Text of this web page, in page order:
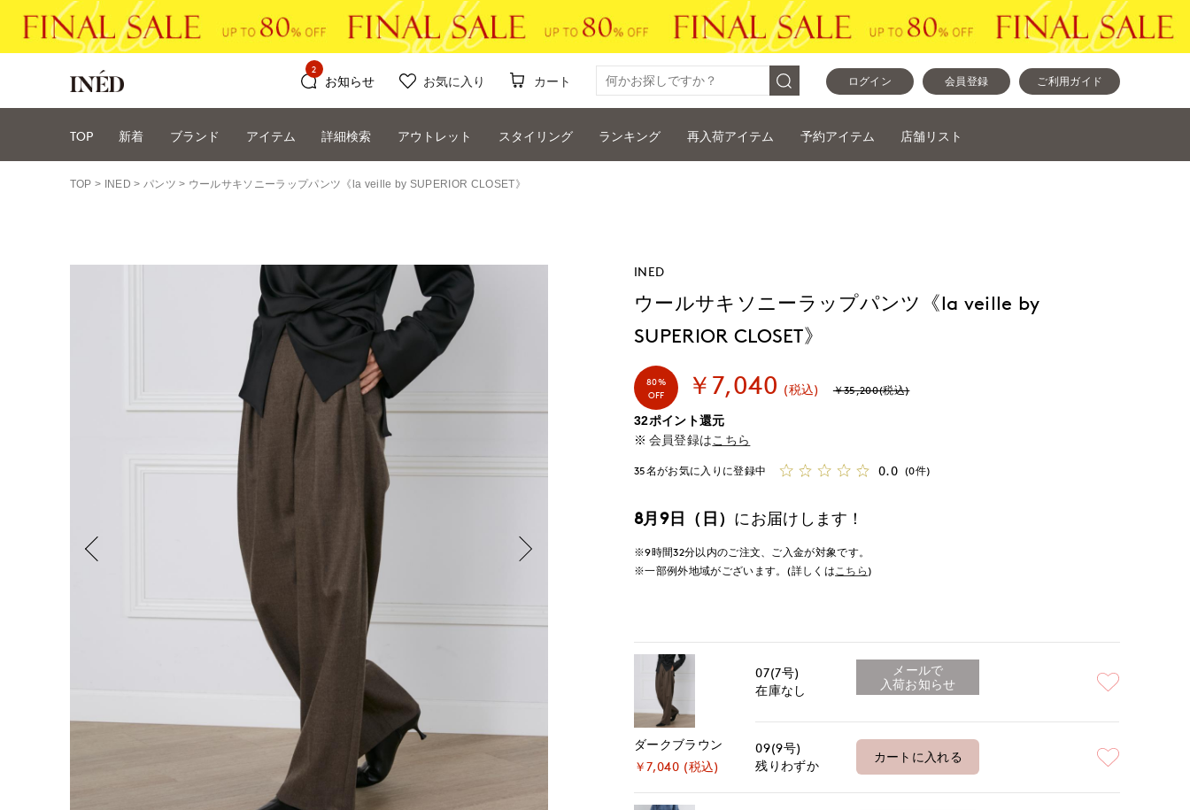
ログイン 会員登録 ご利用ガイド
お知らせ
2
お気に入り カート
TOP 新着 ブランド アイテム 詳細検索 アウトレット スタイリング ランキング 再入荷アイテム 予約アイテム 店舗リスト
TOP INED パンツ ウールサキソニーラップパンツ《la veille by SUPERIOR CLOSET》
INED
ウールサキソニーラップパンツ《la veille by
SUPERIOR CLOSET》
80%
OFF
￥7,040 (税込) ￥35,200(税込)
32ポイント還元
会員登録はこちら
35名がお気に入りに登録中 0.0 (0件)
8月9日（日） にお届けします！
※9時間32分以内のご注文、ご入金が対象です。
※一部例外地域がございます。(詳しくはこちら )
ダークブラウン
￥7,040 (税込)
07(7号)
在庫なし
メールで
入荷お知らせ
09(9号)
残りわずか
カートに入れる